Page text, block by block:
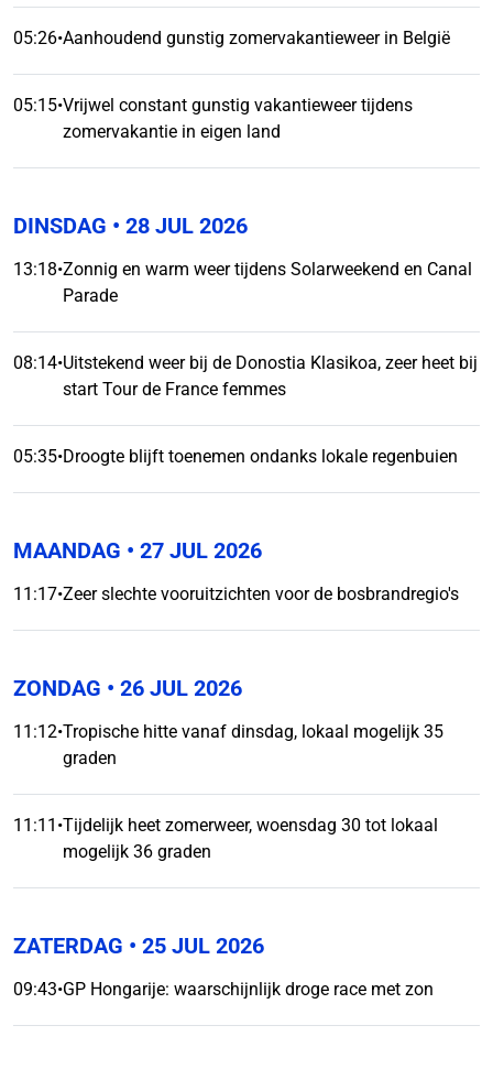
05:26•Aanhoudend gunstig zomervakantieweer in België
05:15•Vrijwel constant gunstig vakantieweer tijdens
zomervakantie in eigen land
DINSDAG • 28 JUL 2026
13:18•Zonnig en warm weer tijdens Solarweekend en Canal
Parade
08:14•Uitstekend weer bij de Donostia Klasikoa, zeer heet bij
start Tour de France femmes
05:35•Droogte blijft toenemen ondanks lokale regenbuien
MAANDAG • 27 JUL 2026
11:17•Zeer slechte vooruitzichten voor de bosbrandregio's
ZONDAG • 26 JUL 2026
11:12•Tropische hitte vanaf dinsdag, lokaal mogelijk 35
graden
11:11 •Tijdelijk heet zomerweer, woensdag 30 tot lokaal
mogelijk 36 graden
ZATERDAG • 25 JUL 2026
09:43•GP Hongarije: waarschijnlijk droge race met zon